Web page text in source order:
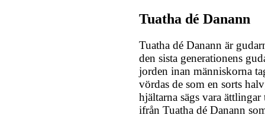
Tuatha dé Danann
Tuatha dé Danann är
den sista generationens
jorden inan människorna
vördas de som en sorts
hjältarna sägs vara
ifrån Tuatha dé Danann